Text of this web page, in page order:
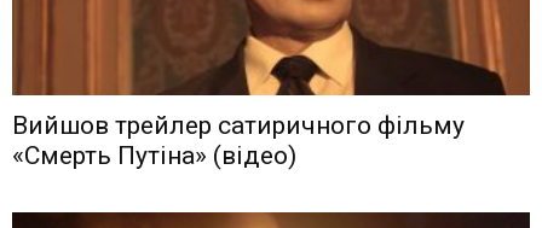
Вийшов трейлер сатиричного фільму
«Смерть Путіна» (відео)